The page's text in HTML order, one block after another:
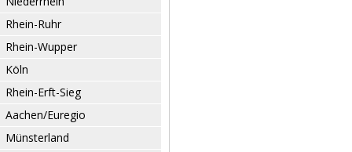
Rhein-Ruhr
Rhein-Wupper
Köln
Rhein-Erft-Sieg
Aachen/Euregio
Münsterland